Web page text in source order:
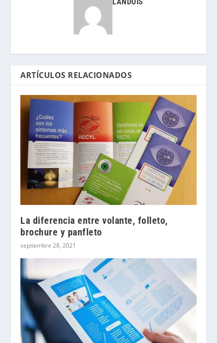
ARTÍCULOS RELACIONADOS
La diferencia entre volante, folleto,
brochure y panfleto
septiembre 28, 2021